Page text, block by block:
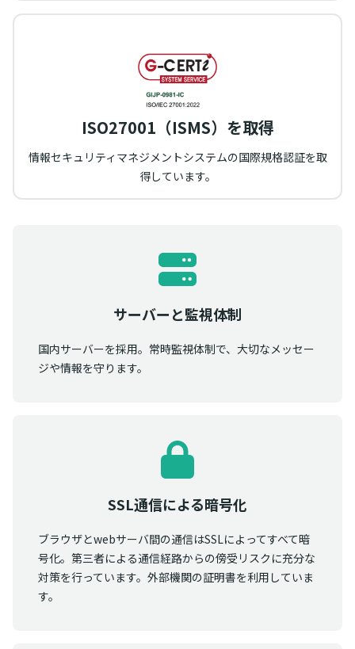
ISO27001（ISMS）を取得
情報セキュリティマネジメントシステムの国際規格認証を取
得しています。
サーバーと監視体制
国内サーバーを採用。常時監視体制で、大切なメッセー
ジや情報を守ります。
SSL通信による暗号化
ブラウザとwebサーバ間の通信はSSLによってすべて暗
号化。第三者による通信経路からの傍受リスクに充分な
対策を行っています。外部機関の証明書を利用していま
す。